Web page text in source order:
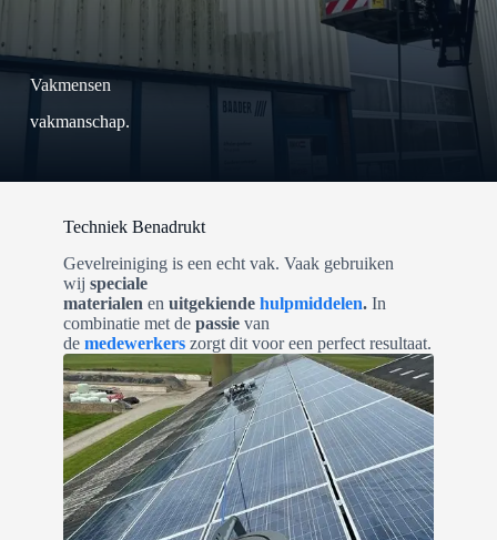
Vakmensen
vakmanschap.
Techniek Benadrukt
Gevelreiniging is een echt vak. Vaak gebruiken
wij speciale
materialen en uitgekiende hulpmiddelen. In
combinatie met de passievan
de medewerkerszorgt dit voor een perfect resultaat.